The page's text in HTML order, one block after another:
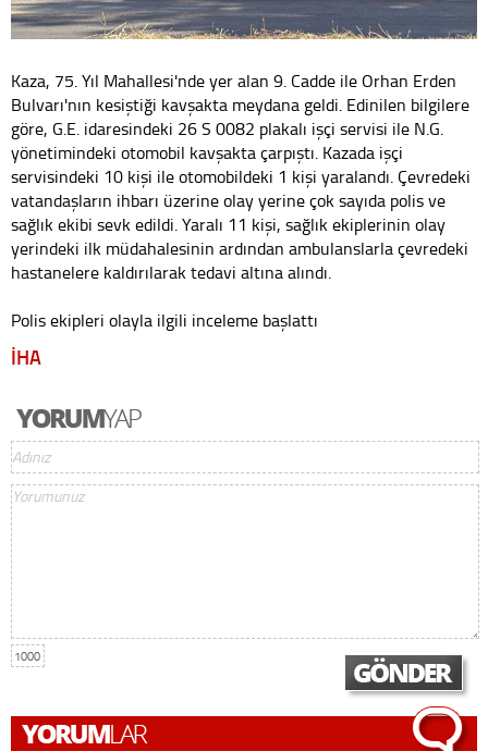
Kaza, 75. Yıl Mahallesi'nde yer alan 9. Cadde ile Orhan Erden
Bulvarı'nın kesiştiği kavşakta meydana geldi. Edinilen bilgilere
göre, G.E. idaresindeki 26 S 0082 plakalı işçi servisi ile N.G.
yönetimindeki otomobil kavşakta çarpıştı. Kazada işçi
servisindeki 10 kişi ile otomobildeki 1 kişi yaralandı. Çevredeki
vatandaşların ihbarı üzerine olay yerine çok sayıda polis ve
sağlık ekibi sevk edildi. Yaralı 11 kişi, sağlık ekiplerinin olay
yerindeki ilk müdahalesinin ardından ambulanslarla çevredeki
hastanelere kaldırılarak tedavi altına alındı.
Polis ekipleri olayla ilgili inceleme başlattı
İHA
1000